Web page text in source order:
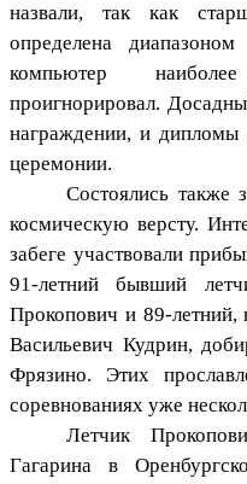
назвали, так как
определена
компьютер
проигнорировал.
награждении, и
церемонии.
Состоялись также
космическую версту.
забеге участвовали
91-летний бывший
Прокопович и 89-летний,
Васильевич Кудрин,
Фрязино. Этих
соревнованиях уже
Летчик
Гагарина в